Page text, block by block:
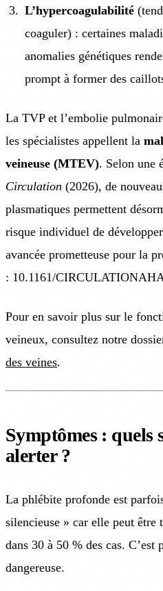
L’hypercoagulabilité
coaguler) : certaines
anomalies génétiques
prompt à former des
La TVP et l’embolie
les spécialistes appellent la
veineuse (MTEV). Selon une
Circulation (2026), de
plasmatiques permettent
risque individuel de
avancée prometteuse pour la
: 10.1161/
Pour en savoir plus sur le
veineux, consultez notre
des veines.
Symptômes : quels
alerter ?
La phlébite profonde est
silencieuse » car elle peut être
dans 30 à 50 % des cas. C’est
dangereuse.